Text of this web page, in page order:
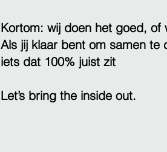
Kortom: wij doen het goed, of
Als jij klaar bent om samen
iets dat 100% juist zit
Let’s bring the inside out.